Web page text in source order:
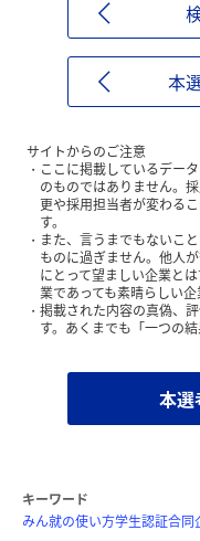
本
サイトからのご注意
ここに掲載しているデー
のものではありません。
更や採用担当者が変わる
す。
また、言うまでもないこ
ものに過ぎません。他人
にとって望ましい企業と
業であっても素晴らしい企
掲載された内容の真偽、
す。あくまでも「一つの
本選
キーワード
みん就の使い方学生認証合同